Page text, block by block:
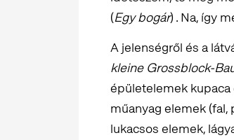
(Egy bogár) . Na, így
A jelenségről és a
kleine Grossblock-
épületelemek
műanyag elemek (fal,
lukacsos elemek,